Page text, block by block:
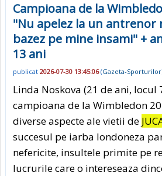
Campioana de la
"Nu apelez la un antrenor
bazez pe mine insami" +
13 ani
publicat 2026-07-30 13:45:06(Gazeta-Sporturilor
Linda Noskova (21 de ani, locul
campioana de la Wimbledon
diverse aspecte ale vietii de
succesul pe iarba londoneza
nefericite, insultele primite pe
lucrurile care o intereseaza